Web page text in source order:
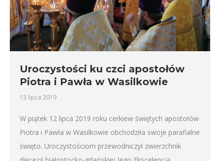
Uroczystości ku czci apostołów
Piotra i Pawła w Wasilkowie
13 lipca 2019
W piątek 12 lipca 2019 roku cerkiew świętych apostołów
Piotra i Pawła w Wasilkowie obchodziła swoje parafialne
święto. Uroczystościom przewodniczył zwierzchnik